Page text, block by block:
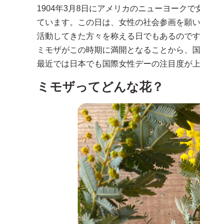
1904年3月8日にアメリカのニューヨーク
ています。この日は、女性の社会参画を願
活動してきた方々を称える日でもあるのです
ミモザがこの時期に満開となることから、
最近では日本でも国際女性デーの注目度が
ミモザってどんな花？